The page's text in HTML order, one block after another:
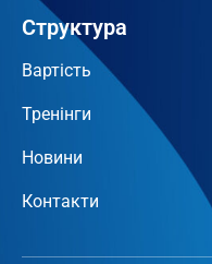
Структура
Вартість
Тренінги
Новини
Контакти